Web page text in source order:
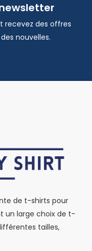
recevez des offres
nouvelles.
de t-shirts pour
un large choix de t-
tailles,